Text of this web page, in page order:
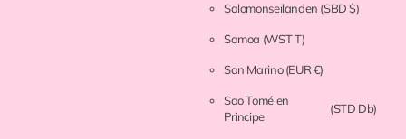
Salomonseilanden (SBD $)
Samoa (WST T)
San Marino(EUR €)
Sao Tomé en
Principe
(STD Db)